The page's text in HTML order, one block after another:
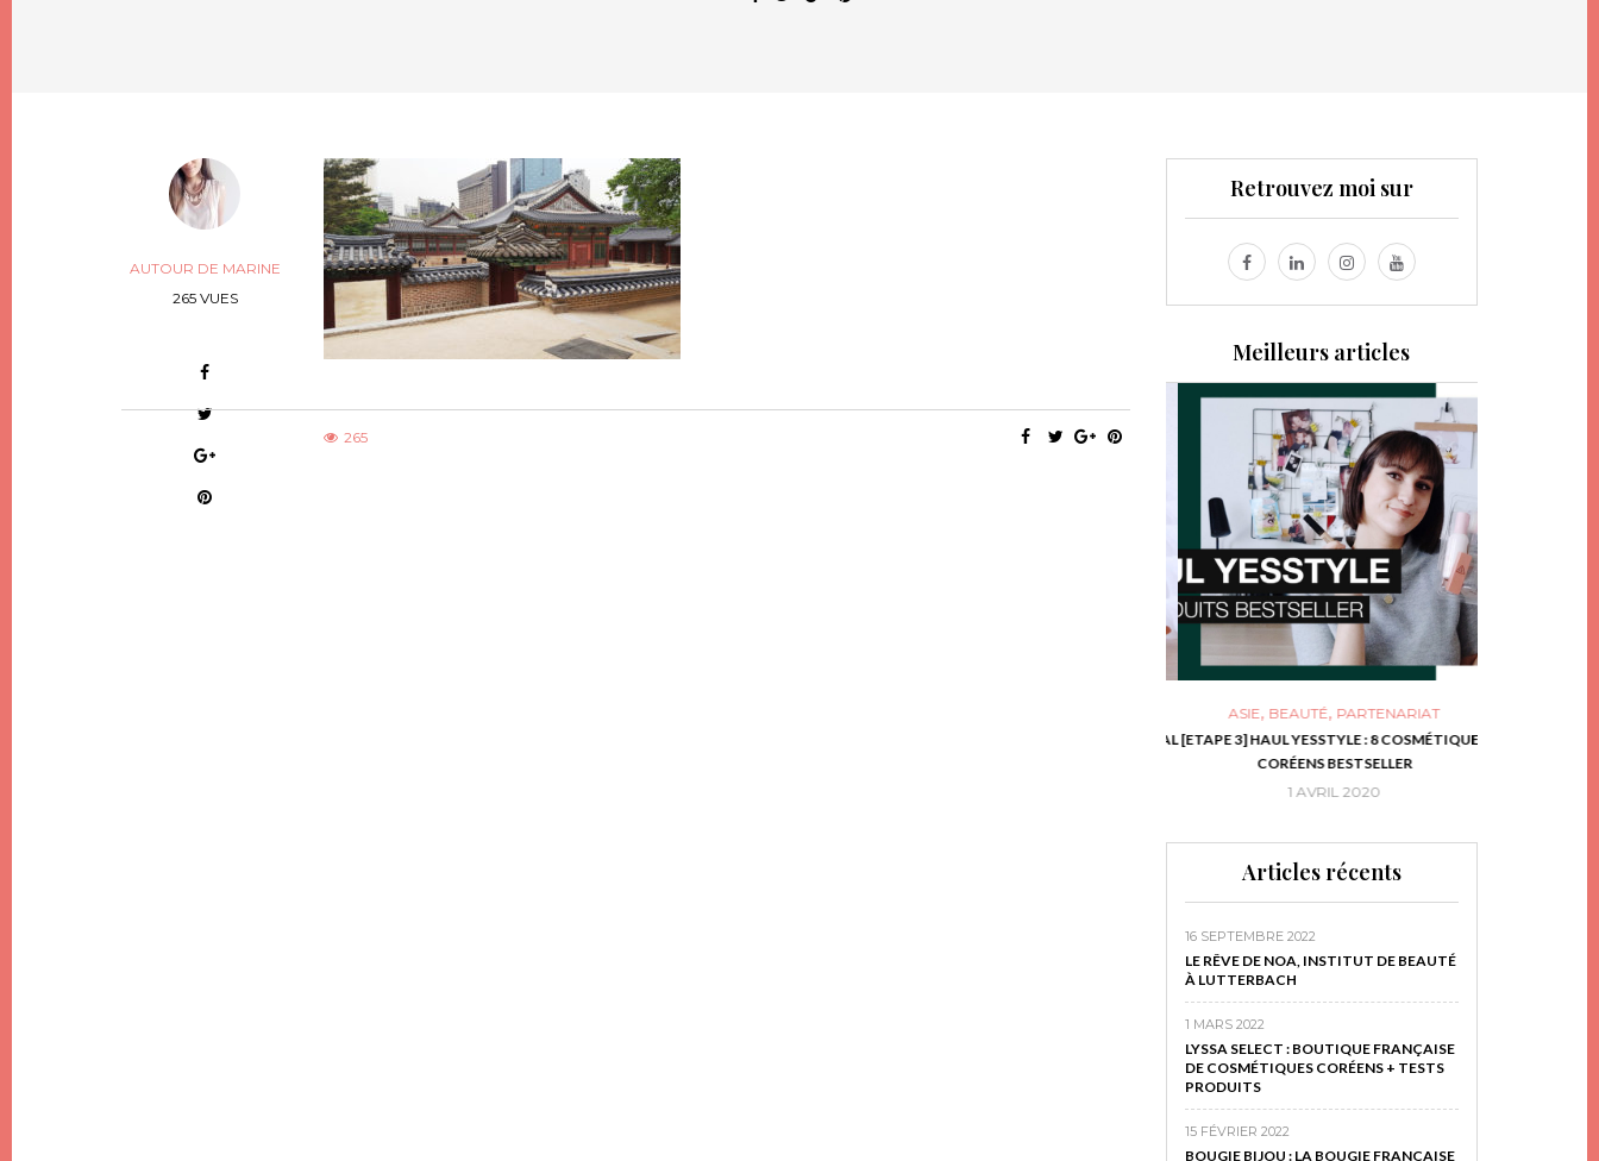
AUTOUR DE MARINE
265 VUES
265
Retrouvez moi sur
Meilleurs articles
ASIE,BEAUTÉ,PARTENARIAT
[ETAPE 3] HAUL YESSTYLE : 8 COSMÉTIQUES
CORÉENS BESTSELLER
1 AVRIL 2020
Articles récents
16 SEPTEMBRE 2022
LE RÊVE DE NOA, INSTITUT DE BEAUTÉ
À LUTTERBACH
1 MARS 2022
LYSSA SELECT : BOUTIQUE FRANÇAISE
DE COSMÉTIQUES CORÉENS + TESTS
PRODUITS
15 FÉVRIER 2022
BOUGIE BIJOU : LA BOUGIE FRANÇAISE